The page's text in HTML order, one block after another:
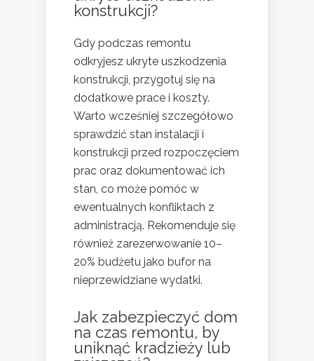
konstrukcji?
Gdy podczas remontu
odkryjesz ukryte uszkodzenia
konstrukcji, przygotuj się na
dodatkowe prace i koszty.
Warto wcześniej szczegółowo
sprawdzić stan instalacji i
konstrukcji przed rozpoczęciem
prac oraz dokumentować ich
stan, co może pomóc w
ewentualnych konfliktach z
administracją. Rekomenduje się
również zarezerwowanie 10–
20% budżetu jako bufor na
nieprzewidziane wydatki.
Jak zabezpieczyć dom
na czas remontu, by
uniknąć kradzieży lub